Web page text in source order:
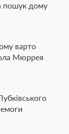
пошук дому
варто
Мюррея